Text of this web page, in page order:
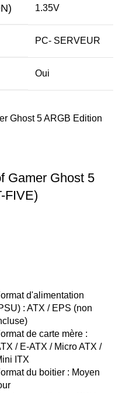
1.35V
PC- SERVEUR
Oui
Gamer Ghost 5
FIVE)
d'alimentation
: ATX / EPS (non
de carte mère :
/ E-ATX / Micro ATX /
ITX
du boitier : Moyen